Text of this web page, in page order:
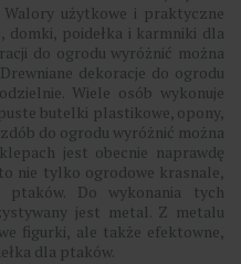
Walory użytkowe i praktyczne
domki, poidełka i karmniki dla
do ogrodu wyróżnić można
dekoracje do ogrodu
Wiele osób wykonuje
butelki plastikowe, opony,
do ogrodu wyróżnić można
jest obecnie naprawdę
to nie tylko ogrodowe krasnale,
Do wykonania tych
jest metal. Z metalu
figurki, ale także efektowne,
dla ptaków.